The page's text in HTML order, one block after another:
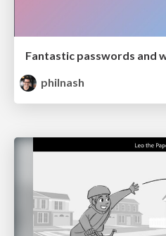
philnash